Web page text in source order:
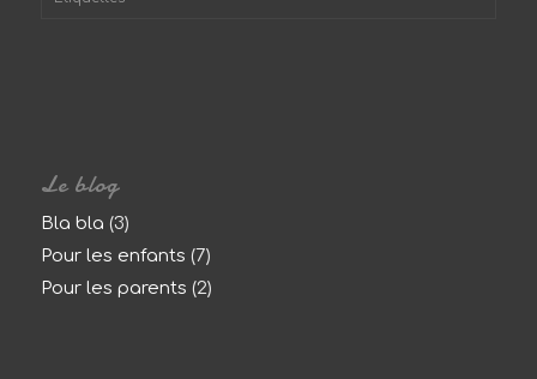
Le blog
Bla bla (3)
Pour les enfants (7)
Pour les parents (2)